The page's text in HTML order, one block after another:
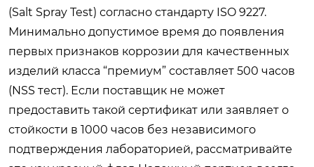
(Salt Spray Test) согласно стандарту ISO 9227.
Минимально допустимое время до появления
первых признаков коррозии для качественных
изделий класса “премиум” составляет 500 часов
(NSS тест). Если поставщик не может
предоставить такой сертификат или заявляет о
стойкости в 1000 часов без независимого
подтверждения лабораторией, рассматривайте